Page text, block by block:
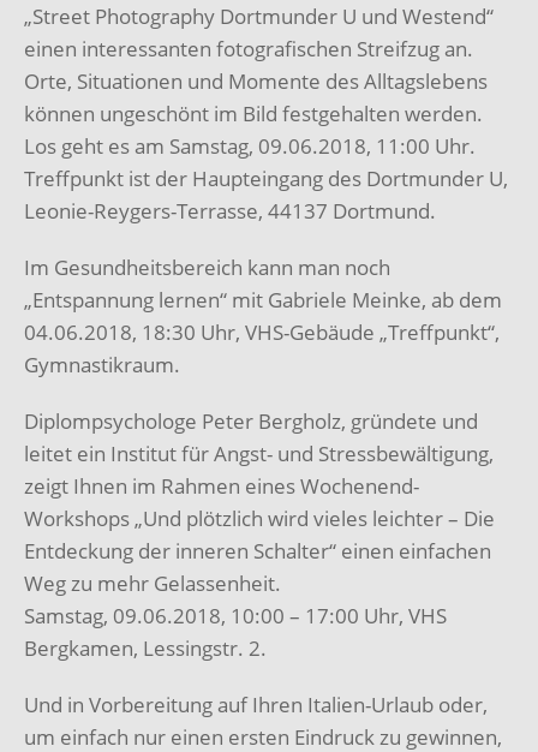
„Street Photography Dortmunder U und Westend“
einen interessanten fotografischen Streifzug an.
Orte, Situationen und Momente des Alltagslebens
können ungeschönt im Bild festgehalten werden.
Los geht es am Samstag, 09.06.2018, 11:00 Uhr.
Treffpunkt ist der Haupteingang des Dortmunder U,
Leonie-Reygers-Terrasse, 44137 Dortmund.
Im Gesundheitsbereich kann man noch
„Entspannung lernen“ mit Gabriele Meinke, ab dem
04.06.2018, 18:30 Uhr, VHS-Gebäude „Treffpunkt“,
Gymnastikraum.
Diplompsychologe Peter Bergholz, gründete und
leitet ein Institut für Angst- und Stressbewältigung,
zeigt Ihnen im Rahmen eines Wochenend-
Workshops „Und plötzlich wird vieles leichter – Die
Entdeckung der inneren Schalter“ einen einfachen
Weg zu mehr Gelassenheit.
Samstag, 09.06.2018, 10:00 – 17:00 Uhr, VHS
Bergkamen, Lessingstr. 2.
Und in Vorbereitung auf Ihren Italien-Urlaub oder,
um einfach nur einen ersten Eindruck zu gewinnen,